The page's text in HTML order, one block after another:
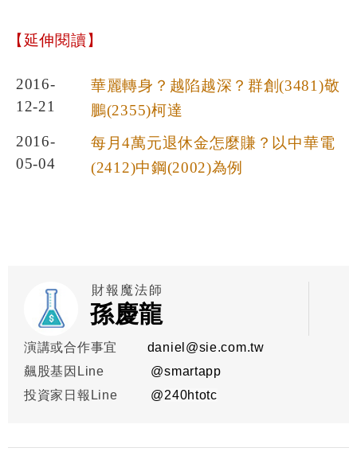
【延伸閱讀】
2016-
12-21
華麗轉身？越陷越深？群創(3481)敬
鵬(2355)柯達
2016-
05-04
每月4萬元退休金怎麼賺？以中華電
(2412)中鋼(2002)為例
財報魔法師
孫慶龍
演講或合作事宜
daniel@sie.com.tw
飆股基因Line
@smartapp
投資家日報Line
@240htotc